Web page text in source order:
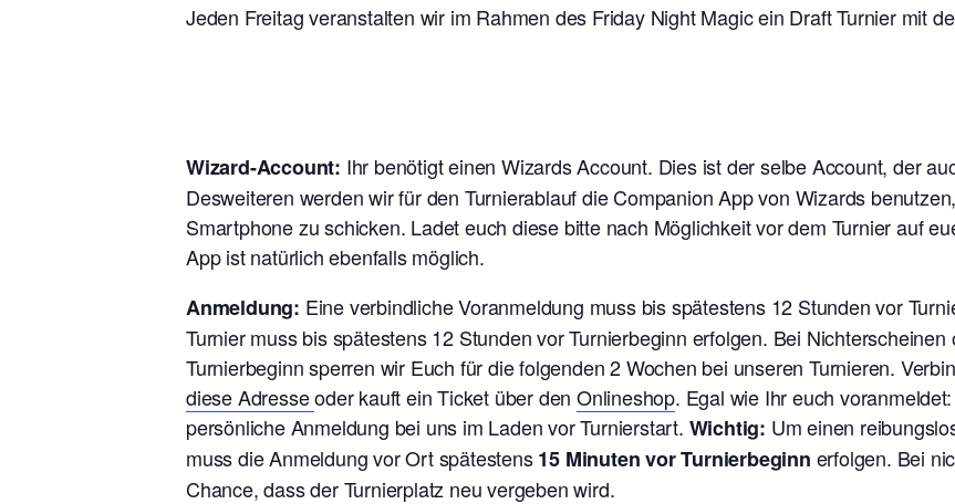
Jeden Freitag veranstalten wir im Rahmen des Friday Night Magic ein Draft Turnier mit
Wizard-Account: Ihr benötigt einen Wizards Account. Dies ist der selbe Account, der
Desweiteren werden wir für den Turnierablauf die Companion App von Wizards
Smartphone zu schicken. Ladet euch diese bitte nach Möglichkeit vor dem Turnier auf
App ist natürlich ebenfalls möglich.
Anmeldung: Eine verbindliche Voranmeldung muss bis spätestens 12 Stunden vor
Turnier muss bis spätestens 12 Stunden vor Turnierbeginn erfolgen. Bei
Turnierbeginn sperren wir Euch für die folgenden 2 Wochen bei unseren Turnieren. V
diese Adresseoder kauft ein Ticket über denOnlineshop. Egal wie Ihr euch
persönliche Anmeldung bei uns im Laden vor Turnierstart. Wichtig: Um einen
muss die Anmeldung vor Ort spätestens15 Minuten vor Turnierbeginn erfolgen. Bei
Chance, dass der Turnierplatz neu vergeben wird.